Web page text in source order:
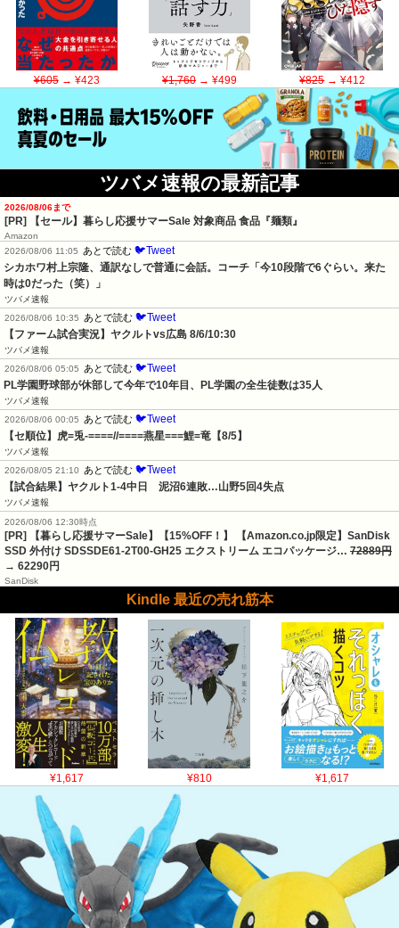
¥605→ ¥423 ¥1,760→ ¥499 ¥825→ ¥412
ツバメ速報の最新記事
2026/08/06まで
[PR] 【セール】暮らし応援サマーSale 対象商品 食品『麺類』
Amazon
2026/08/06 11:05
あとで読む 🐦Tweet
シカホワ村上宗隆、通訳なしで普通に会話。コーチ「今10段階で6ぐらい。来た
時は0だった（笑）」
ツバメ速報
2026/08/06 10:35
あとで読む 🐦Tweet
【ファーム試合実況】ヤクルトvs広島 8/6/10:30
ツバメ速報
2026/08/06 05:05
あとで読む 🐦Tweet
PL学園野球部が休部して今年で10年目、PL学園の全生徒数は35人
ツバメ速報
2026/08/06 00:05
あとで読む 🐦Tweet
【セ順位】虎=兎-====//====燕星===鯉=竜【8/5】
ツバメ速報
2026/08/05 21:10
あとで読む 🐦Tweet
【試合結果】ヤクルト1-4中日　泥沼6連敗…山野5回4失点
ツバメ速報
2026/08/06 12:30時点
[PR] 【暮らし応援サマーSale】【15%OFF！】 【Amazon.co.jp限定】SanDisk
SSD 外付け SDSSDE61-2T00-GH25 エクストリーム エコパッケージ… 72889円
→ 62290円
SanDisk
Kindle 最近の売れ筋本
¥1,617 ¥810 ¥1,617